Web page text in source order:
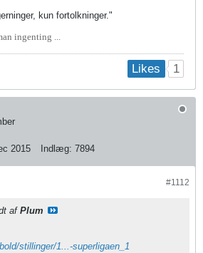
kun fortolkninger."
ingenting ...
Likes 1
2015 Indlæg: 7894
#1112
af Plum
stillinger/1...-superligaen_1